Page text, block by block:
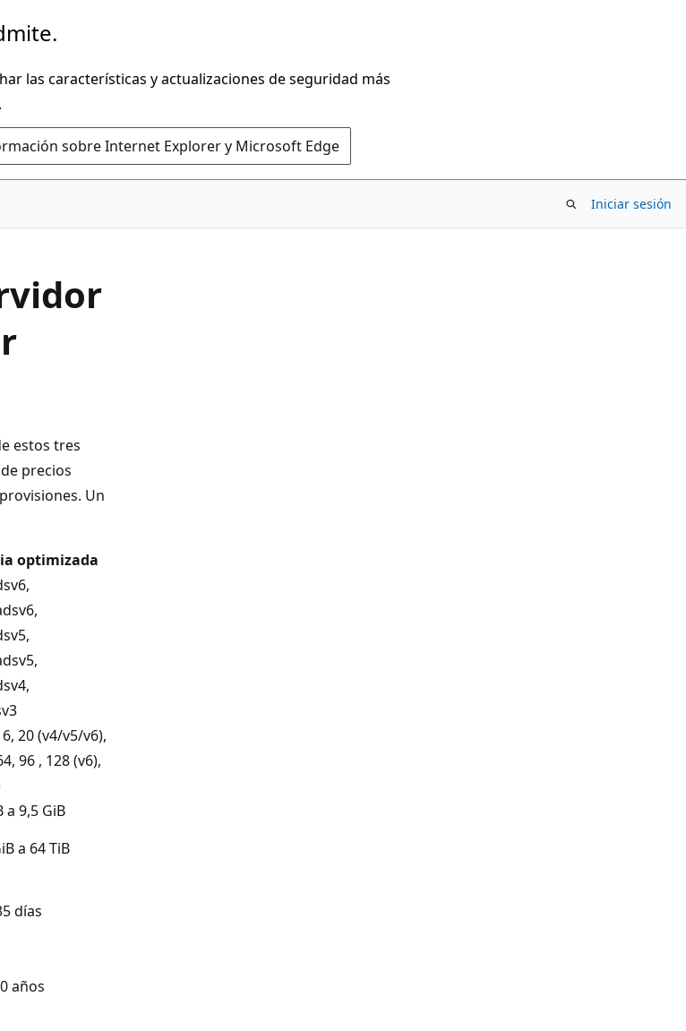
las características y actualizaciones de seguridad más
sobre Internet Explorer y Microsoft Edge
Iniciar sesión
estos tres
precios
Un
optimizada
20 (v4/v5/v6),
96 , 128 (v6),
a 9,5 GiB
a 64 TiB
días
años